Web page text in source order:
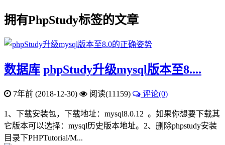
拥有PhpStudy标签的文章
数据库 phpStudy升级mysql版本至8....
7年前 (2018-12-30) 阅读(11159) 评论(0)
1、下载安装包，下载地址：mysql8.0.12 。如果你想要下载其
它版本可以选择：mysql历史版本地址。2、删除phpstudy安装
目录下PHPTutorial/M...